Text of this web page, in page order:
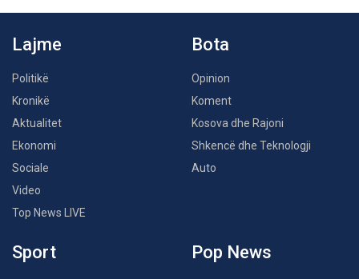
Lajme
Politikë
Kronikë
Aktualitet
Ekonomi
Sociale
Video
Top News LIVE
Bota
Opinion
Koment
Kosova dhe Rajoni
Shkencë dhe Teknologji
Auto
Sport Pop News